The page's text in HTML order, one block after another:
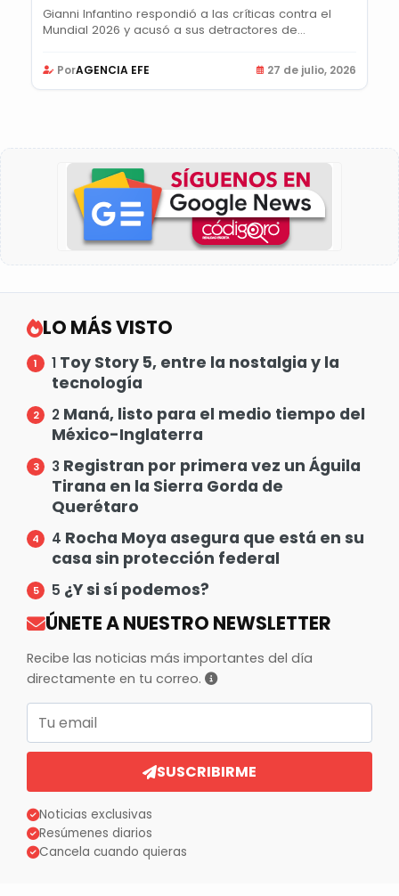
Gianni Infantino respondió a las críticas contra el
Mundial 2026 y acusó a sus detractores de...
PorAGENCIA EFE 27 de julio, 2026
LO MÁS VISTO
1 Toy Story 5, entre la nostalgia y la
tecnología
2 Maná, listo para el medio tiempo del
México-Inglaterra
3 Registran por primera vez un Águila
Tirana en la Sierra Gorda de
Querétaro
4 Rocha Moya asegura que está en su
casa sin protección federal
5 ¿Y si sí podemos?
ÚNETE A NUESTRO NEWSLETTER
Recibe las noticias más importantes del día
directamente en tu correo.
Correo electrónico
SUSCRIBIRME
Noticias exclusivas
Resúmenes diarios
Cancela cuando quieras